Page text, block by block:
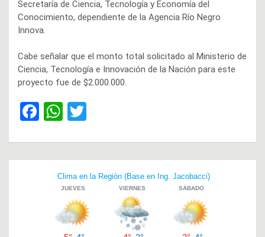
Secretaría de Ciencia, Tecnología y Economía del
Conocimiento, dependiente de la Agencia Río Negro
Innova.
Cabe señalar que el monto total solicitado al Ministerio de
Ciencia, Tecnología e Innovación de la Nación para este
proyecto fue de $2.000.000.
F
ce
W
at
s
A
p
p
tt
er
entradas